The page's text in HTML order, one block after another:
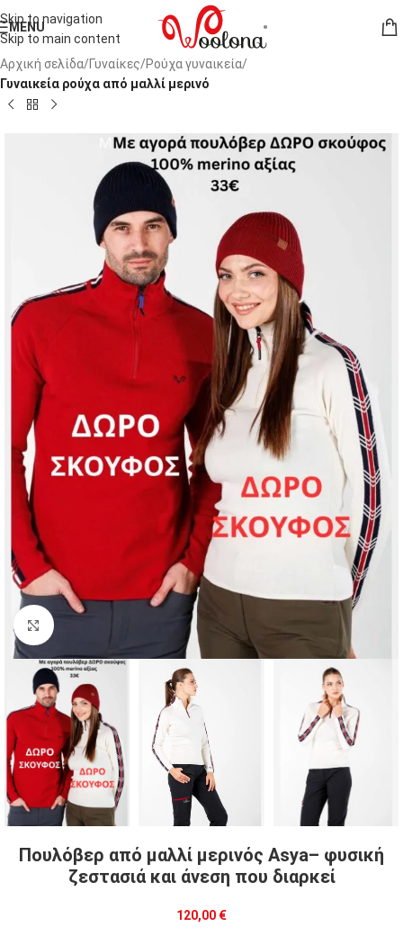
Skip to navigation
Skip to main content
MENU
Αρχική σελίδα Γυναίκες Ρούχα γυναικεία
Γυναικεία ρούχα από μαλλί μερινό
Click to enlarge
Πουλόβερ από μαλλί μερινός Asya– φυσική
ζεστασιά και άνεση που διαρκεί
120,00 €